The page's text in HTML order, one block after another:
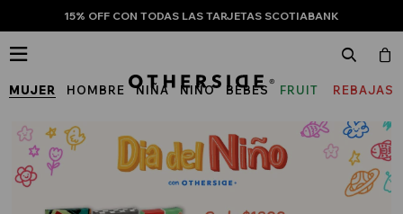
15% OFF CON TODAS LAS TARJETAS SCOTIABANK
MUJER HOMBRE NIÑA NIÑO BEBÉS
FRUIT
THE
LOOM
REBAJAS
